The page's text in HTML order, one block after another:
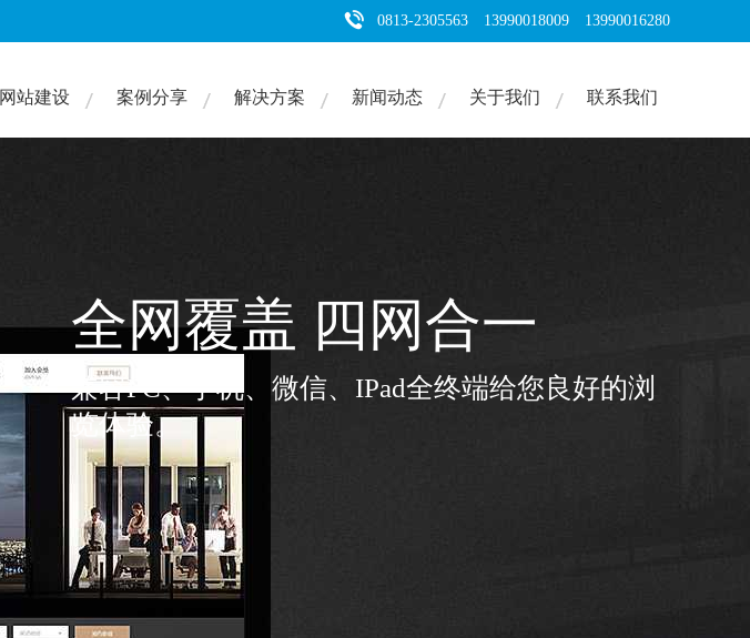
0813-2305563 13990018009 13990016280
网站建设 案例分享 解决方案 新闻动态 关于我们 联系我们
精雕细琢 再鉴真品
我们一次又一次的蜕变，只为陪您走的更远
查看案例